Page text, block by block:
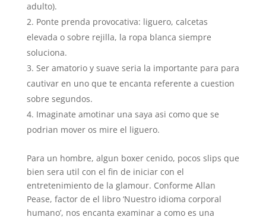
adulto).
Ponte prenda provocativa: liguero, calcetas
elevada o sobre rejilla, la ropa blanca siempre
soluciona.
Ser amatorio y suave seri­a la importante para para
cautivar en uno que te encanta referente a cuestion
sobre segundos.
Imaginate amotinar una saya asi­ como que se
podri­an mover os mire el liguero.
Para un hombre, algun boxer cenido, pocos slips que
bien sera util con el fin de iniciar con el
entretenimiento de la glamour. Conforme Allan
Pease, factor de el libro ‘Nuestro idioma corporal
humano’, nos encanta examinar a como es una